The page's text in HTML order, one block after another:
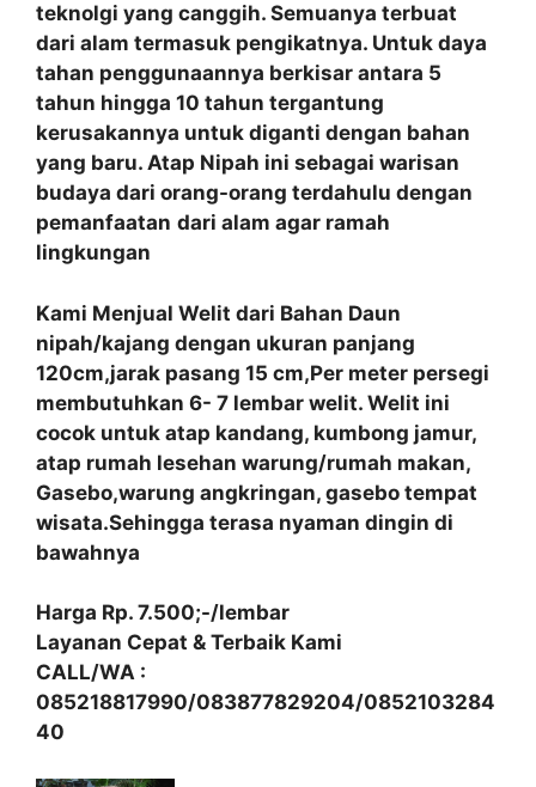
teknolgi yang canggih. Semuanya terbuat
dari alam termasuk pengikatnya. Untuk daya
tahan penggunaannya berkisar antara 5
tahun hingga 10 tahun tergantung
kerusakannya untuk diganti dengan bahan
yang baru. Atap Nipah ini sebagai warisan
budaya dari orang-orang terdahulu dengan
pemanfaatan dari alam agar ramah
lingkungan
Kami Menjual Welit dari Bahan Daun
nipah/kajang dengan ukuran panjang
120cm,jarak pasang 15 cm,Per meter persegi
membutuhkan 6- 7 lembar welit. Welit ini
cocok untuk atap kandang, kumbong jamur,
atap rumah lesehan warung/rumah makan,
Gasebo,warung angkringan, gasebo tempat
wisata.Sehingga terasa nyaman dingin di
bawahnya
Harga Rp. 7.500;-/lembar
Layanan Cepat & Terbaik Kami
CALL/WA :
085218817990/083877829204/0852103284
40